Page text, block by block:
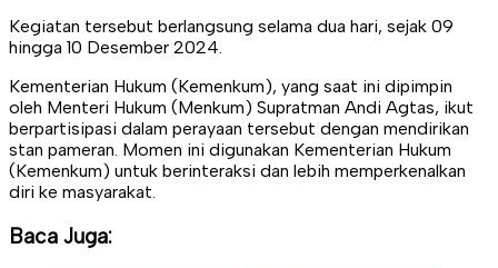
Kegiatan tersebut berlangsung selama dua hari, sejak 09
hingga 10 Desember 2024.
Kementerian Hukum (Kemenkum), yang saat ini dipimpin
oleh Menteri Hukum (Menkum) Supratman Andi Agtas, ikut
berpartisipasi dalam perayaan tersebut dengan mendirikan
stan pameran. Momen ini digunakan Kementerian Hukum
(Kemenkum) untuk berinteraksi dan lebih memperkenalkan
diri ke masyarakat.
Baca Juga: